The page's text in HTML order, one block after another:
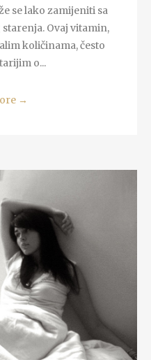
se lako zamijeniti sa
Ovaj vitamin,
količinama, često
o...
→